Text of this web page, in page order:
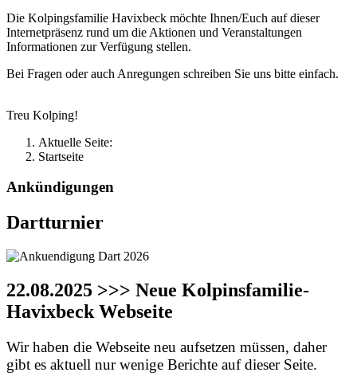
Die Kolpingsfamilie Havixbeck möchte Ihnen/Euch auf dieser
Internetpräsenz rund um die Aktionen und Veranstaltungen
Informationen zur Verfügung stellen.
Bei Fragen oder auch Anregungen schreiben Sie uns bitte einfach.
Treu Kolping!
Aktuelle Seite:
Startseite
Ankündigungen
Dartturnier
22.08.2025 >>> Neue Kolpinsfamilie-
Havixbeck Webseite
Wir haben die Webseite neu aufsetzen müssen, daher
gibt es aktuell nur wenige Berichte auf dieser Seite.